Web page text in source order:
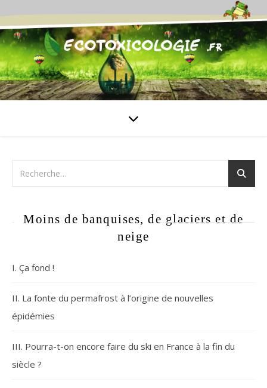
Moins de banquises, de glaciers et de
neige
I. Ça fond !
II. La fonte du permafrost à l’origine de nouvelles
épidémies
III. Pourra-t-on encore faire du ski en France à la fin du
siècle ?